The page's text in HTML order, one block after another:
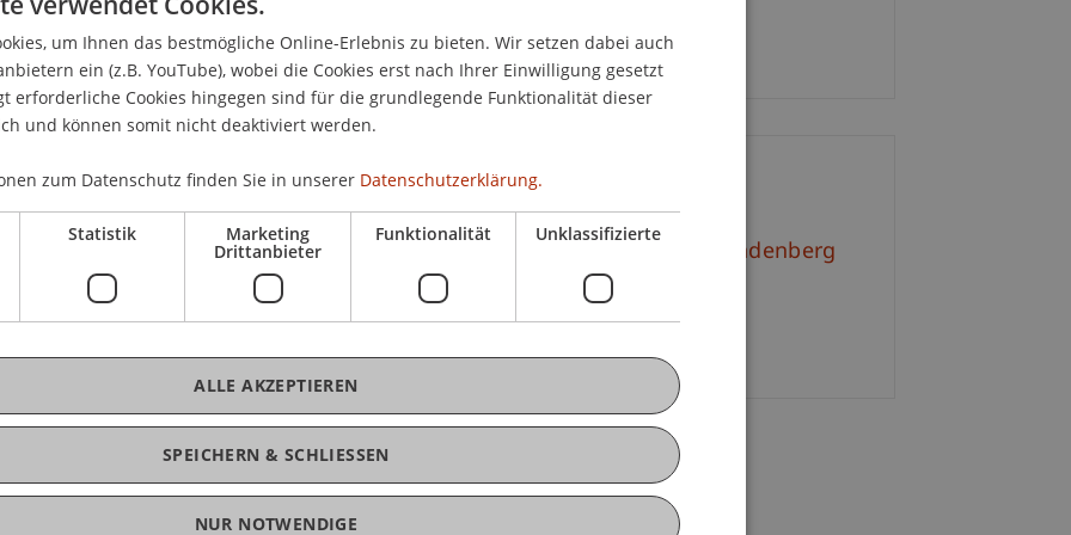
du alle grundlegenden Informationen zum
von unseren Student Ambassadors Einblicke
beantworten all deine Fragen
persönlich und vor Ort.
der Bachelorprogramme
Wohnen
16.00 bis 18.00 Uhr
Kontakt
Dipl.-Kult. Simone Brandenberg
+423 265 11 18
GERMAN
ENGLISH
um Ihnen das bestmögliche Online-Erlebnis zu bieten. Wir setzen dabei auch
ein (z.B. YouTube), wobei die Cookies erst nach Ihrer Einwilligung gesetzt
erforderliche Cookies hingegen sind für die grundlegende Funktionalität dieser
und können somit nicht deaktiviert werden.
zum Datenschutz finden Sie in unserer Datenschutzerklärung.
Statistik Marketing
Drittanbieter
Funktionalität Unklassifizierte
SPEICHERN & SCHLIESSEN
ALLE AKZEPTIEREN
NUR NOTWENDIGE